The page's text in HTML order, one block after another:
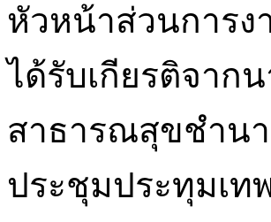
หัวหน้าส่วนการง
ได้รับเกียรติจาก
สาธารณสุขชำน
ประชุมประทุมเท